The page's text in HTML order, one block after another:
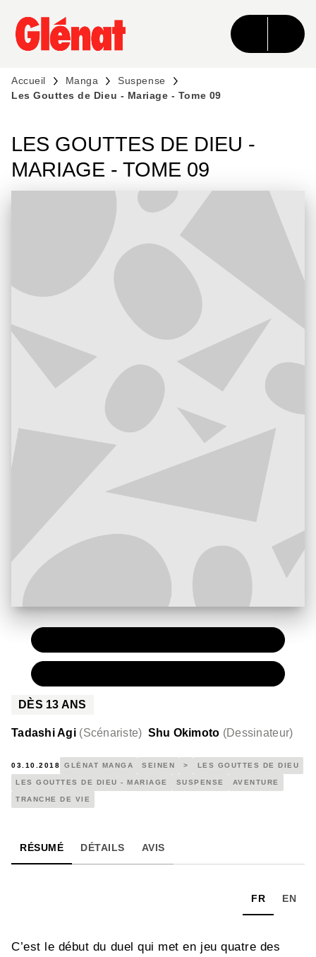
MENU RECHERCHE CONTENU
PIED DE PAGE
Accueil Manga
Suspense
Les Gouttes de Dieu - Mariage - Tome 09
LES GOUTTES DE DIEU -
MARIAGE - TOME 09
DÈS 13 ANS
Tadashi Agi (Scénariste) Shu Okimoto (Dessinateur)
03.10.2018 GLÉNAT MANGA SEINEN > LES GOUTTES DE DIEU
LES GOUTTES DE DIEU - MARIAGE SUSPENSE AVENTURE
TRANCHE DE VIE
RÉSUMÉ DÉTAILS AVIS
FR EN
C’est le début du duel qui met en jeu quatre des